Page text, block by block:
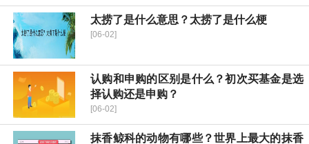
太捞了是什么意思？太捞了是什么梗
[06-02]
认购和申购的区别是什么？初次买基金是选
择认购还是申购？
[06-02]
抹香鲸科的动物有哪些？世界上最大的抹香